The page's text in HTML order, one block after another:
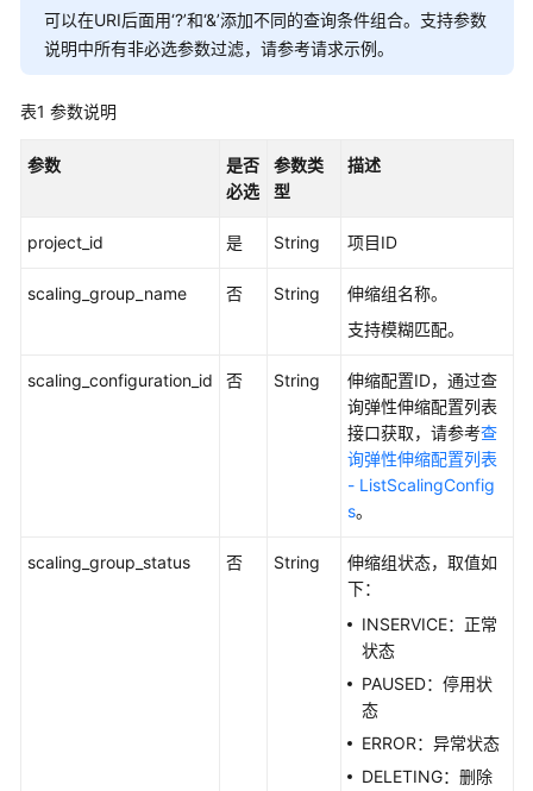
快
门
弹
创
-
可以在URI后面用‘?’和‘&’添加不同的查询条件组合。支持参数
说明中所有非必选参数过滤，请参考请求示例。
表1 参数说明
参数
是否
必选
参数类
型
描述
project_id 是 String 项目ID
scaling_group_name 否 String
伸缩组名称。
支持模糊匹配。
scaling_configuration_id 否 String
伸缩配置ID，通过查
询弹性伸缩配置列表
接口获取，请参考查
询弹性伸缩配置列表
- ListScalingConfig
s。
scaling_group_status 否 String
伸缩组状态，取值如
下：
INSERVICE：正常
状态
PAUSED：停用状
态
ERROR：异常状态
DELETING：删除